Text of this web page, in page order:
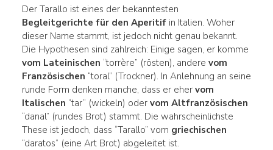
Der Tarallo ist eines der bekanntesten
Begleitgerichte für den Aperitifin Italien. Woher
dieser Name stammt, ist jedoch nicht genau bekannt.
Die Hypothesen sind zahlreich: Einige sagen, er komme
vom Lateinischen “torrère” (rösten), andere vom
Französischen “toral” (Trockner). In Anlehnung an seine
runde Form denken manche, dass er eher vom
Italischen “tar” (wickeln) oder vom Altfranzösischen
“danal” (rundes Brot) stammt. Die wahrscheinlichste
These ist jedoch, dass “Tarallo” vom griechischen
“daratos” (eine Art Brot) abgeleitet ist.